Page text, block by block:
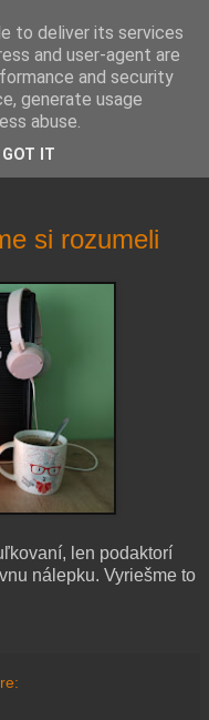
možné.
si rozumeli
len podaktorí
nálepku. Vyriešme to
to deliver its services
and user-agent are
and security
generate usage
abuse.
GOT IT